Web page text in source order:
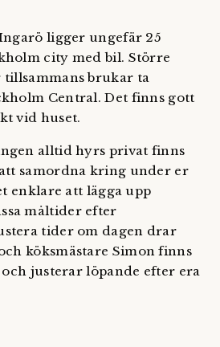
ligger ungefär 25
city med bil. Större
tillsammans brukar ta
Central. Det finns gott
vid huset.
alltid hyrs privat finns
samordna kring under er
enklare att lägga upp
måltider efter
tider om dagen drar
köksmästare Simon finns
justerar löpande efter era